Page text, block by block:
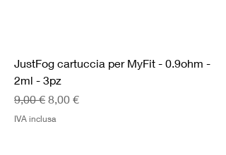
JustFog cartuccia per MyFit - 0.9ohm -
2ml - 3pz
Prezzo regolare
9,00 € Prezzo scontato
8,00 €
IVA inclusa